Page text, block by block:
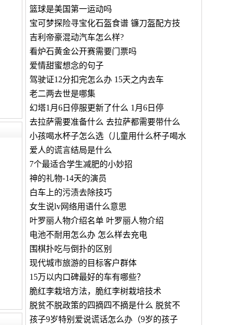
篮球是美国第一运动吗
宝可梦探险寻宝化石盔食谱 镰刀盔配方技
吉利帝豪混动汽车怎么样?
看炉石黄金公开赛需要门票吗
爱情甜蜜想念的句子
驾驶证12分扣完怎么办 15天之内去车
老二两去世是哪集
幻塔1月6日停服更新了什么 1月6日停
去拉萨需要准备什么 去拉萨都需要带什么
小孩喝水杯子怎么选（儿童用什么杯子喝水
爱人的谎言结局是什么
7个最适合学生减肥的小妙招
神的礼物-14天的演员
白车上的污渍去除技巧
女生说lv网络用语什么意思
叶罗丽人物介绍名单 叶罗丽人物介绍
电池不耐用怎么办 怎么样去充电
围棋扑吃与倒扑的区别
现代城市旅游的目标客户群体
15万以内口碑最好的车有哪些？
脆红李栽培方法，脆红李树栽培技术
脱贫不脱政策的四摘四不摘是什么 脱贫不
孩子9岁特别爱说谎话怎么办（9岁的孩子